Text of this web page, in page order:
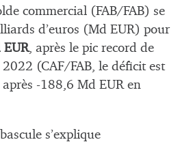
commercial (FAB/FAB) se
d’euros (Md EUR) pour
, après le pic record de
(CAF/FAB, le déficit est
-188,6 Md EUR en
s’explique